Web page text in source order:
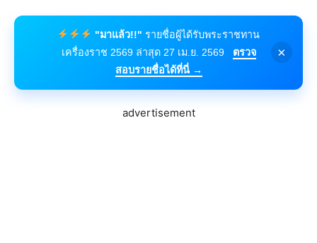
"มาแล้ว!!" รายชื่อผู้ได้รับพระราชทาน
เครื่องราช 2569 ล่าสุด 27 เม.ย. 2569
ตรวจ
สอบรายชื่อได้ที่นี่ →
×
advertisement